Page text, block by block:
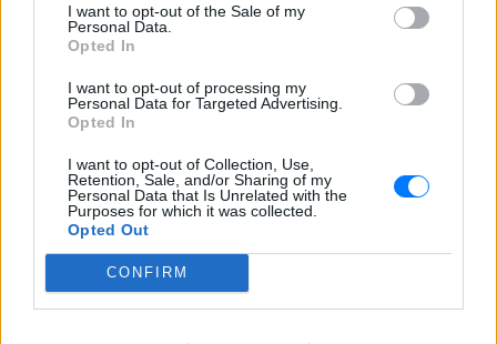
I want to opt-out of the Sale of my
Personal Data.
Opted In
I want to opt-out of processing my
Personal Data for Targeted Advertising.
Opted In
I want to opt-out of Collection, Use,
Retention, Sale, and/or Sharing of my
Personal Data that Is Unrelated with the
Purposes for which it was collected.
Opted Out
CONFIRM
μεγάλης οικογένειας της Φίνος Φιλμ,
Μαρίνα Βερνίκου: Πόζαρε με
λαγοκέφαλο στο χέρι
Η Μαρίνα Βερνίκου εξηγεί πώς να
αντιδρούμε όταν συναντάμε λαγοκέφαλο
στη θάλασσα